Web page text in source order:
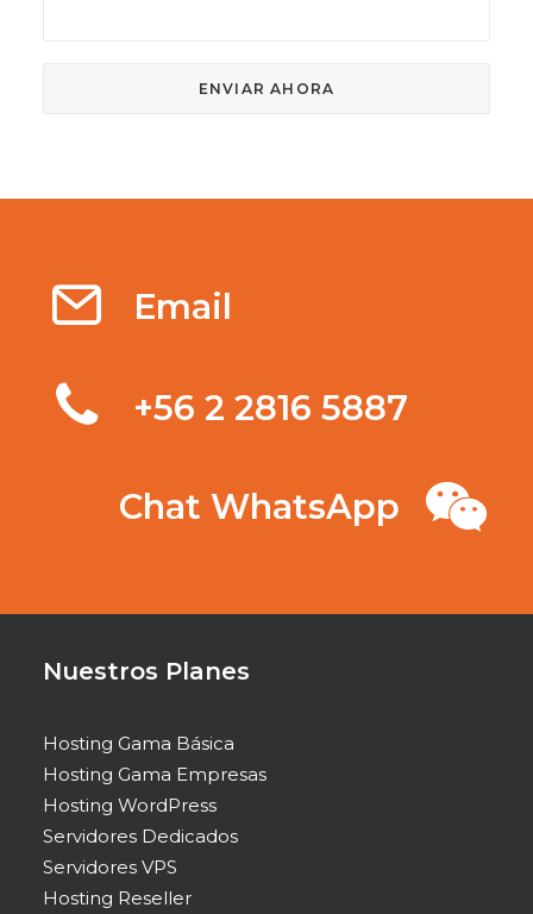
Email
‭+56 2 2816 5887‬
Chat WhatsApp
Nuestros Planes
Hosting Gama Básica
Hosting Gama Empresas
Hosting WordPress
Servidores Dedicados
Servidores VPS
Hosting Reseller